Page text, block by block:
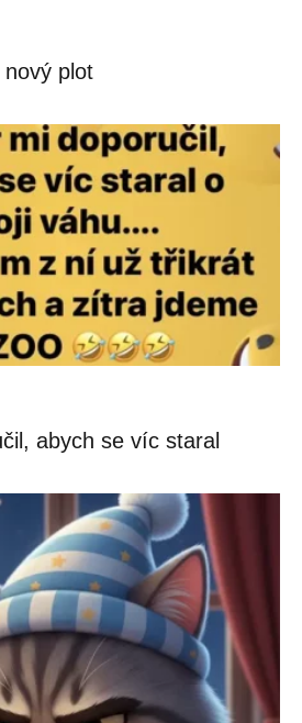
plot
abych se víc staral